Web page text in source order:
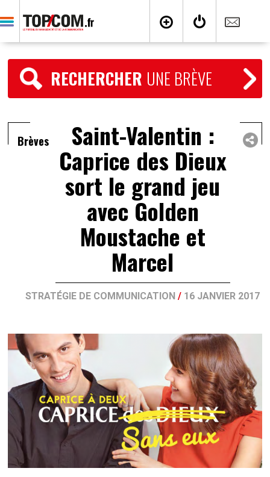
RECHERCHER UNE BRÈVE
Brèves Saint-Valentin :
Caprice des Dieux
sort le grand jeu
avec Golden
Moustache et
Marcel
STRATÉGIE DE COMMUNICATION / 16 JANVIER 2017